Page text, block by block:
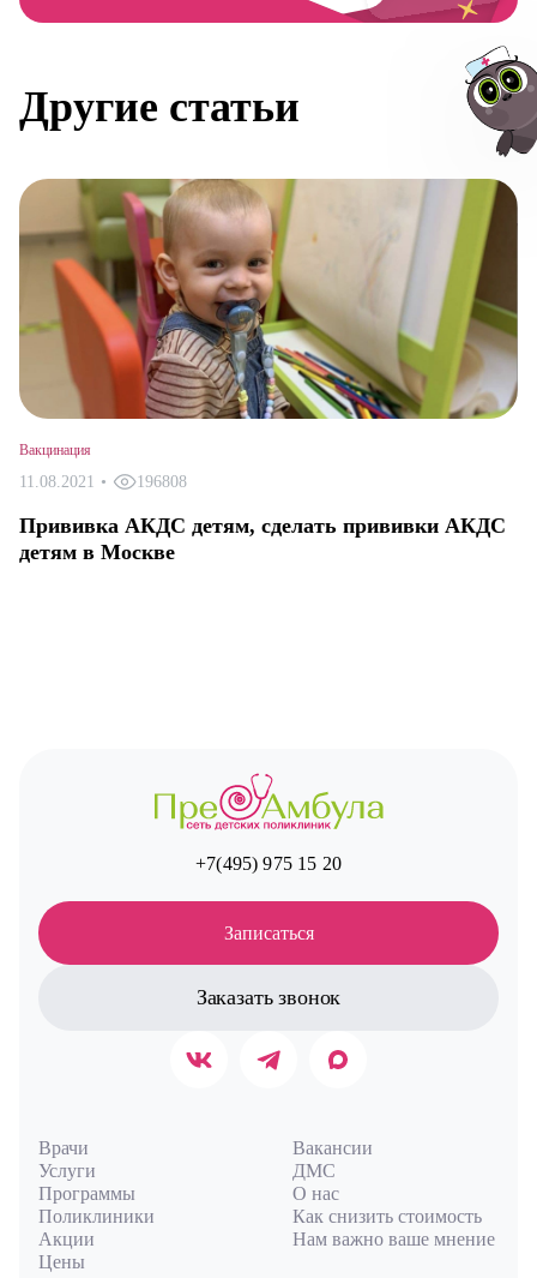
Другие статьи
Вакцинация
11.08.2021 • 196808
Прививка АКДС детям, сделать прививки АКДС
детям в Москве
+7(495) 975 15 20
Записаться
Заказать звонок
Врачи
Услуги
Программы
Поликлиники
Акции
Цены
Вакансии
ДМС
О нас
Как снизить стоимость
Нам важно ваше мнение